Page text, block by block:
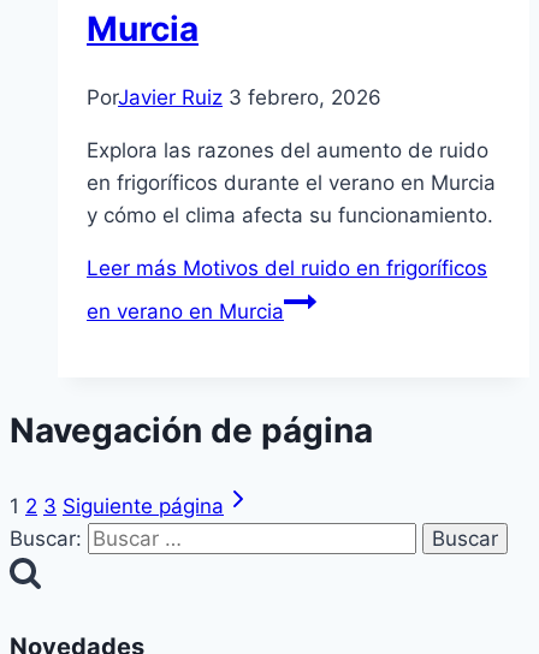
Murcia
PorJavier Ruiz 3 febrero, 2026
Explora las razones del aumento de ruido
en frigoríficos durante el verano en Murcia
y cómo el clima afecta su funcionamiento.
Leer más Motivos del ruido en frigoríficos
en verano en Murcia
Navegación de página
1 2 3 Siguiente página
Buscar:
Novedades